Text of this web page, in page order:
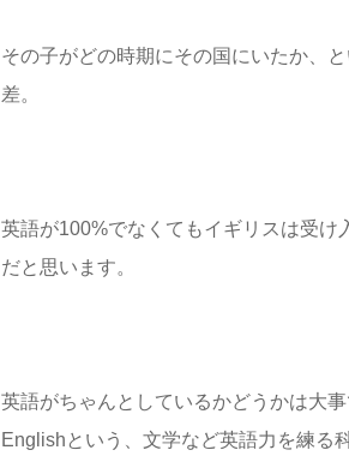
その子がどの時期にその国にいたか、
差。
英語が100%でなくてもイギリスは受け
だと思います。
英語がちゃんとしているかどうかは大
Englishという、文学など英語力を練る